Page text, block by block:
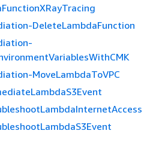
DeleteLambdaFunction
MoveLambdaToVPC